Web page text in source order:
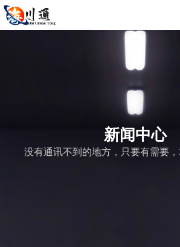
新闻中心
没有通讯不到的地方，只要有需要，